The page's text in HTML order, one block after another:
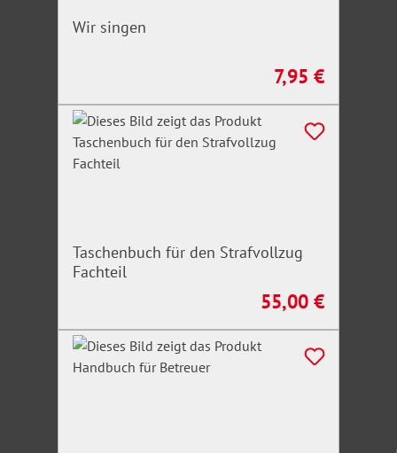
Wir singen
Regulärer Preis:
7,95 €
Taschenbuch für den Strafvollzug
Fachteil
Regulärer Preis:
55,00 €